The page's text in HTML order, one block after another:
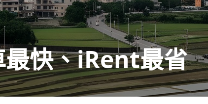
快、iRent最省